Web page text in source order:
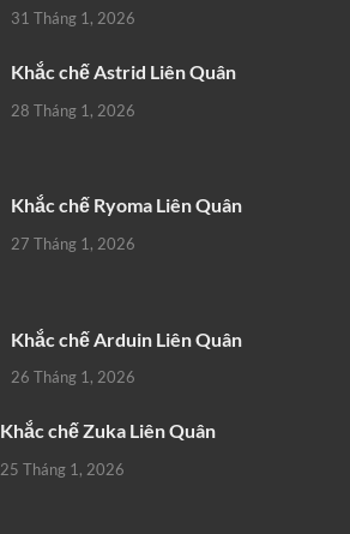
31 Tháng 1, 2026
Khắc chế Astrid Liên Quân
28 Tháng 1, 2026
Khắc chế Ryoma Liên Quân
27 Tháng 1, 2026
Khắc chế Arduin Liên Quân
26 Tháng 1, 2026
Khắc chế Zuka Liên Quân
25 Tháng 1, 2026